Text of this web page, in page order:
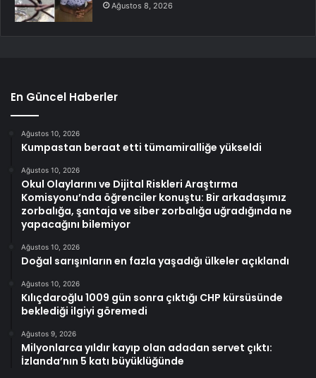
Ağustos 8, 2026
En Güncel Haberler
Ağustos 10, 2026
Kumpastan beraat etti tümamiralliğe yükseldi
Ağustos 10, 2026
Okul Olaylarını ve Dijital Riskleri Araştırma
Komisyonu’nda öğrenciler konuştu: Bir arkadaşımız
zorbalığa, şantaja ve siber zorbalığa uğradığında ne
yapacağını bilemiyor
Ağustos 10, 2026
Doğal sarışınların en fazla yaşadığı ülkeler açıklandı
Ağustos 10, 2026
Kılıçdaroğlu 1009 gün sonra çıktığı CHP kürsüsünde
beklediği ilgiyi göremedi
Ağustos 9, 2026
Milyonlarca yıldır kayıp olan adadan servet çıktı:
İzlanda’nın 5 katı büyüklüğünde